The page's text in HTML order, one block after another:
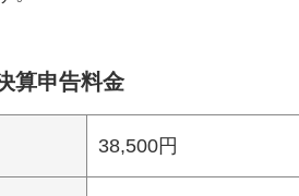
算申告料金
38,500円